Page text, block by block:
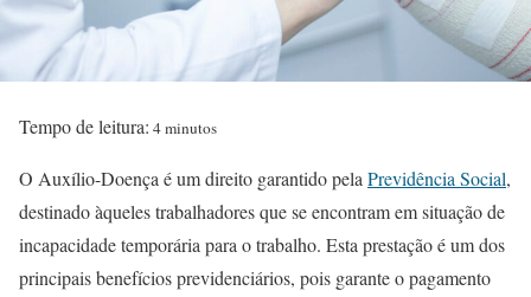
Tempo de leitura: 4 minutos
O Auxílio-Doença é um direito garantido pela Previdência Social,
destinado àqueles trabalhadores que se encontram em situação de
incapacidade temporária para o trabalho. Esta prestação é um dos
principais benefícios previdenciários, pois garante o pagamento